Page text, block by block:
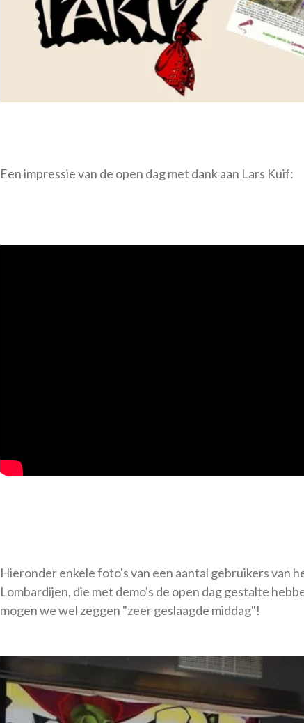
Een impressie van de open dag met dank aan Lars Kuif:
Hieronder enkele foto's van een aantal gebruikers van
Lombardijen, die met demo's de open dag gestalte
mogen we wel zeggen "zeer geslaagde middag"!